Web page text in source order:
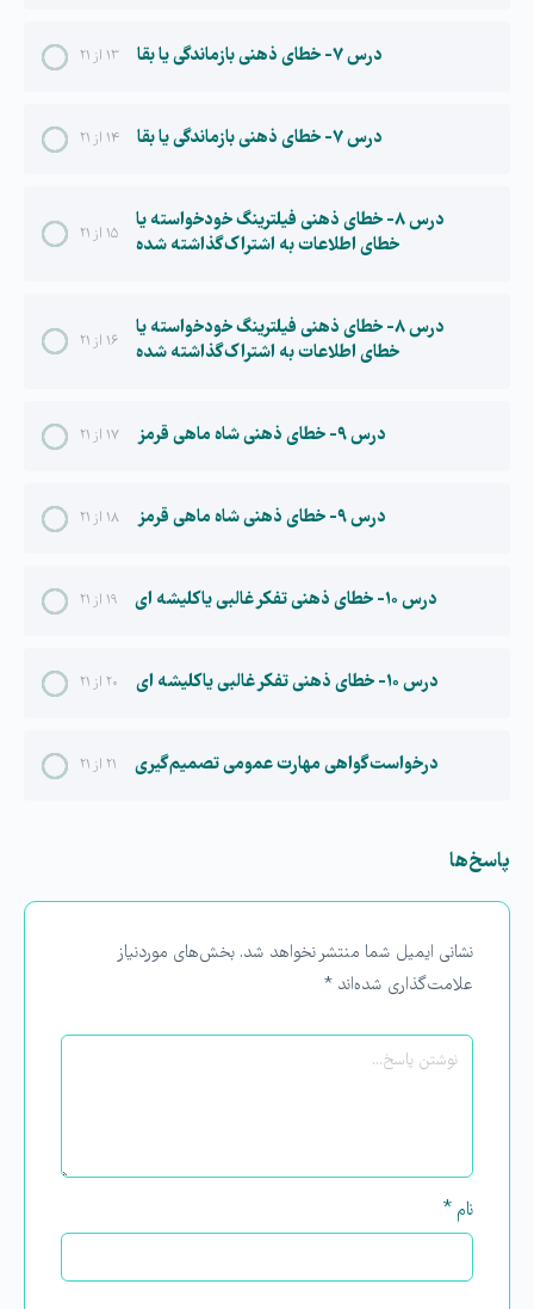
۱۳ از ۲۱ درس ۷- خطای ذهنی بازماندگی یا بقا
۱۴ از ۲۱ درس ۷- خطای ذهنی بازماندگی یا بقا
۱۵ از ۲۱
درس ۸- خطای ذهنی فیلترینگ خودخواسته یا
خطای اطلاعات به اشتراک گذاشته شده
۱۶ از ۲۱
درس ۸- خطای ذهنی فیلترینگ خودخواسته یا
خطای اطلاعات به اشتراک گذاشته شده
۱۷ از ۲۱ درس ۹- خطای ذهنی شاه ماهی قرمز
۱۸ از ۲۱ درس ۹- خطای ذهنی شاه ماهی قرمز
۱۹ از ۲۱ درس ۱۰- خطای ذهنی تفکر غالبی یا کلیشه ای
۲۰ از ۲۱ درس ۱۰- خطای ذهنی تفکر غالبی یا کلیشه ای
۲۱ از ۲۱ درخواست گواهی مهارت عمومی تصمیم گیری
پاسخ‌ها
نشانی ایمیل شما منتشر نخواهد شد. بخش‌های موردنیاز
علامت‌گذاری شده‌اند *
نام *